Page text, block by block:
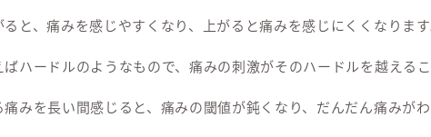
と、痛みを感じやすくなり、上がると痛みを感じにくくなります
ハードルのようなもので、痛みの刺激がそのハードルを越える
痛みを長い間感じると、痛みの閾値が鈍くなり、だんだん痛みが